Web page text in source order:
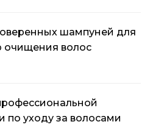
шампуней для
очищения волос
по уходу за волосами